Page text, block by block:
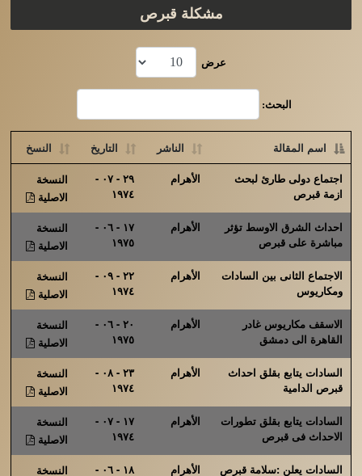
مشكلة قبرص
عرض
البحث:
اسم المقالة الناشر التاريخ
النسخ
اجتماع دولى طارئ لبحث
ازمة قبرص
الأهرام
٢٩ - ٠٧ -
١٩٧٤
النسخة
الاصلية
احداث الشرق الاوسط تؤثر
مباشرة على قبرص
الأهرام
١٧ - ٠٦ -
١٩٧٥
النسخة
الاصلية
الاجتماع الثانى بين السادات
ومكاريوس
الأهرام
٢٢ - ٠٩ -
١٩٧٤
النسخة
الاصلية
الاسقف مكاريوس غادر
القاهرة الى دمشق
الأهرام
٢٠ - ٠٦ -
١٩٧٥
النسخة
الاصلية
السادات يتابع بقلق احداث
قبرص الدامية
الأهرام
٢٣ - ٠٨ -
١٩٧٤
النسخة
الاصلية
السادات يتابع بقلق تطورات
الاحداث فى قبرص
الأهرام
١٧ - ٠٧ -
١٩٧٤
النسخة
الاصلية
السادات يعلن :سلامة قبرص
الأهرام ١٨ - ٠٦ - النسخة